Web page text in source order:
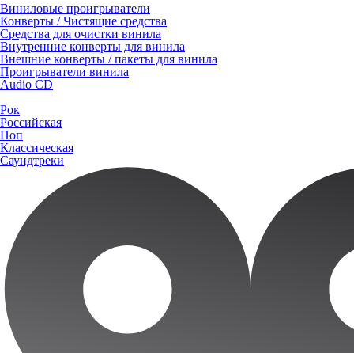
Виниловые проигрыватели
Конверты / Чистящие средства
Средства для очистки винила
Внутренние конверты для винила
Внешние конверты / пакеты для винила
Проигрыватели винила
Audio CD
Рок
Российская
Поп
Классическая
Саундтреки